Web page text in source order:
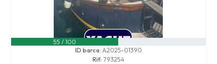
55 / 100
ID barca: A2025-01390
Rif: 793254